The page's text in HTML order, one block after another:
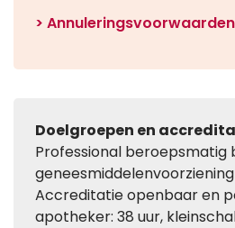
Annuleringsvoorwaarden
Doelgroepen en
Professional beroepsmatig
Accreditatie openbaar en
apotheker: 38 uur,